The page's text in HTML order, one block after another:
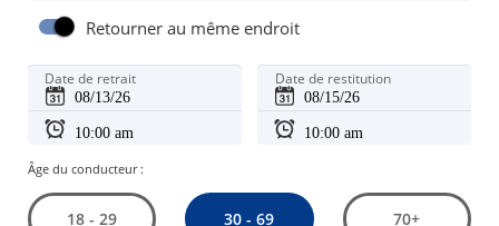
Retourner au même endroit
Date de retrait Date de restitution
Âge du conducteur :
18 - 29 30 - 69 70+